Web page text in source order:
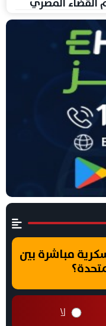
القضاء المصري
مباشرة بين
لا